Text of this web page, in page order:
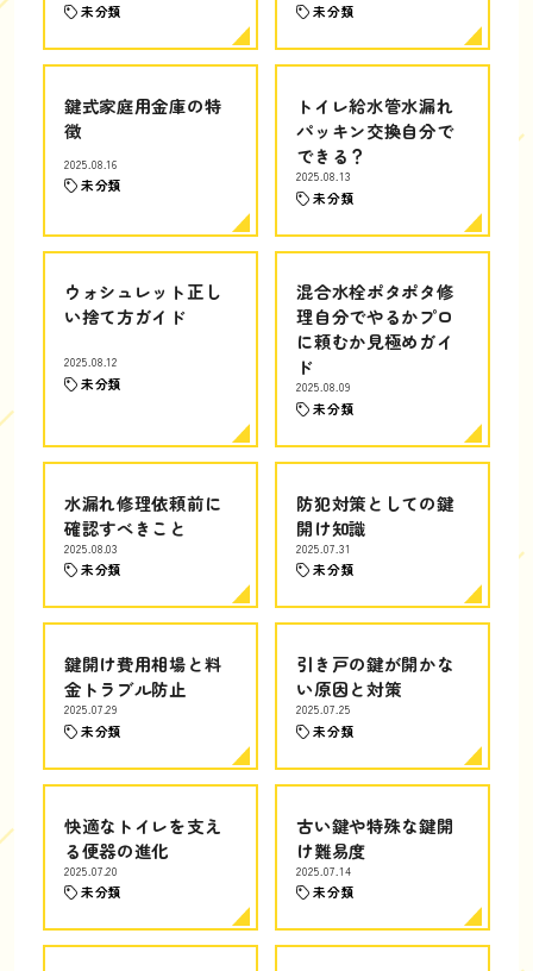
未分類 未分類
鍵式家庭用金庫の特
徴
2025.08.16
未分類
トイレ給水管水漏れ
パッキン交換自分で
できる？
2025.08.13
未分類
ウォシュレット正し
い捨て方ガイド
2025.08.12
未分類
混合水栓ポタポタ修
理自分でやるかプロ
に頼むか見極めガイ
ド
2025.08.09
未分類
水漏れ修理依頼前に
確認すべきこと
2025.08.03
未分類
防犯対策としての鍵
開け知識
2025.07.31
未分類
鍵開け費用相場と料
金トラブル防止
2025.07.29
未分類
引き戸の鍵が開かな
い原因と対策
2025.07.25
未分類
快適なトイレを支え
る便器の進化
2025.07.20
未分類
古い鍵や特殊な鍵開
け難易度
2025.07.14
未分類